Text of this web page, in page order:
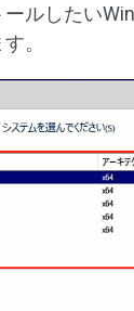
ールしたい
。